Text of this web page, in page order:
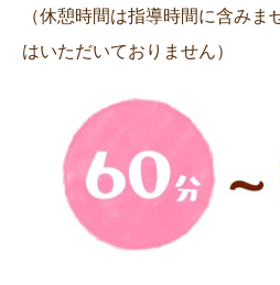
（休憩時間は指導時間に含み
はいただいておりません）